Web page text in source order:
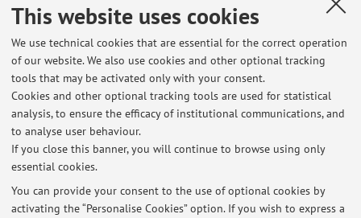
This website uses cookies
We use technical cookies that are essential for the correct operation
of our website. We also use cookies and other optional tracking
tools that may be activated only with your consent.
Cookies and other optional tracking tools are used for statistical
analysis, to ensure the efficacy of institutional communications, and
to analyse user behaviour.
If you close this banner, you will continue to browse using only
essential cookies.
You can provide your consent to the use of optional cookies by
activating the “Personalise Cookies” option. If you wish to express a
Latest news
PUBBLICATI GLI ESITI DEL LABORATORIO A (ESTIVO) DI
PROGETTAZIONE E VALUTAZIONE (2024-2025)
Published on: October 09 2024
AVVISO IMPORTANTE PER ISCRIZIONE LABORATORI PROGETTAZIONE
VALUTAZIONE 2024-2025
Published on: July 18 2024